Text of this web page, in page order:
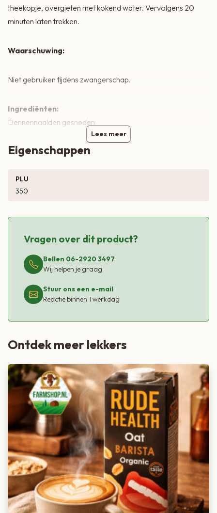
theekopje, overgieten met kokend water. Vervolgens 20
minuten laten trekken.
Waarschuwing:
Niet gebruiken tijdens zwangerschap.
Ingrediënten:
Dennennaalden gesneden
Lees meer
Eigenschappen
PLU
350
Vragen over dit product?
Bellen 06-2920 3497
Wij helpen je graag
Stuur ons een e-mail
Reactie binnen 1 werkdag
Ontdek meer lekkers